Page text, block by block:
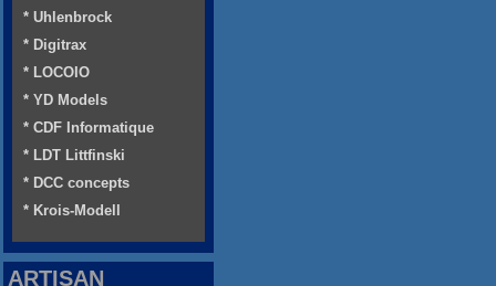
* Uhlenbrock
* Digitrax
* LOCOIO
* YD Models
* CDF Informatique
* LDT Littfinski
* DCC concepts
* Krois-Modell
ARTISAN